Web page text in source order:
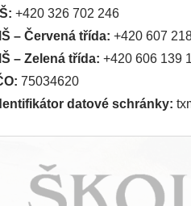
+420 326 702 246
– Červená třída: +420 607
– Zelená třída: +420 606 139
75034620
datové schránky: